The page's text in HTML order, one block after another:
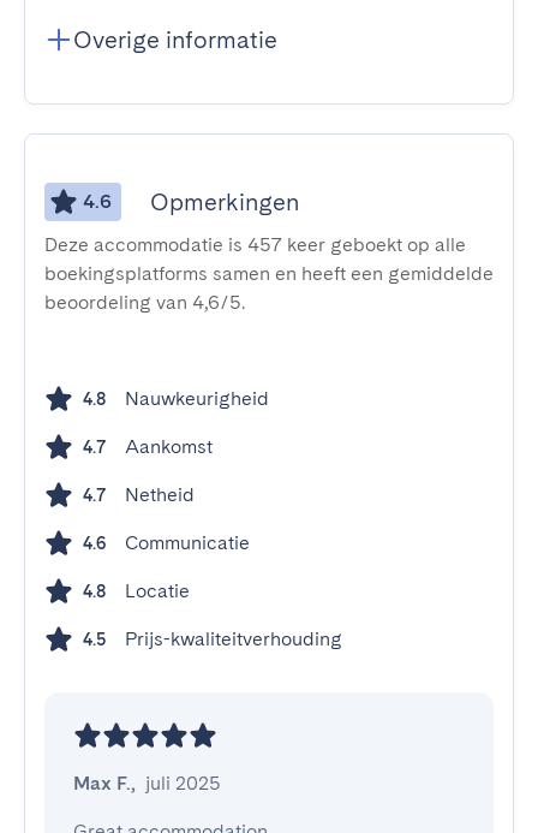
Overige informatie
4.6 Opmerkingen
Deze accommodatie is 457 keer geboekt op alle
boekingsplatforms samen en heeft een gemiddelde
beoordeling van 4,6/5.
4.8 Nauwkeurigheid
4.7 Aankomst
4.7 Netheid
4.6 Communicatie
4.8 Locatie
4.5 Prijs-kwaliteitverhouding
Max F., juli 2025